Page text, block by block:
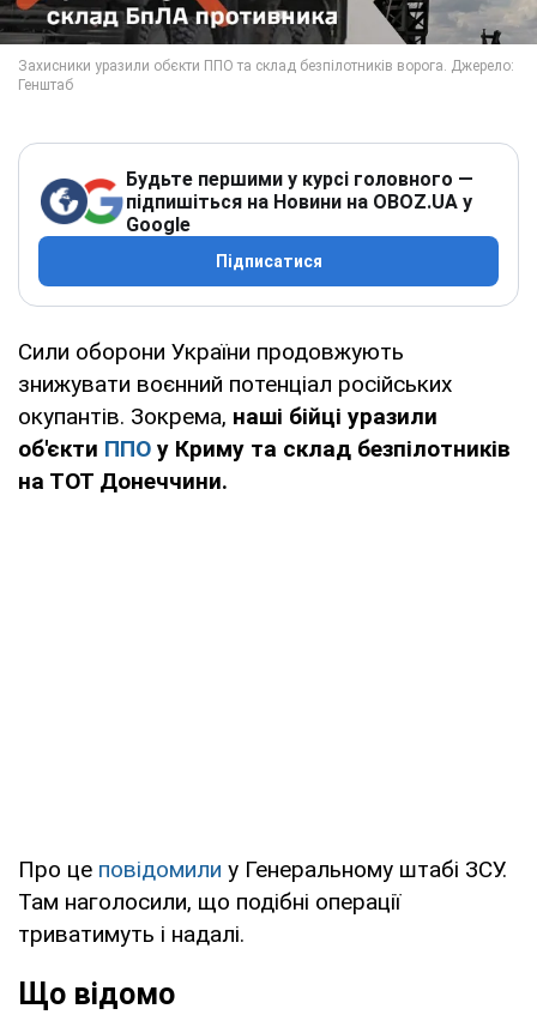
Будьте першими у курсі головного —
підпишіться на Новини на OBOZ.UA у
Google
Підписатися
Сили оборони України продовжують
знижувати воєнний потенціал російських
окупантів. Зокрема, наші бійці уразили
об'єкти ППО у Криму та склад безпілотників
на ТОТ Донеччини.
Про це повідомили у Генеральному штабі ЗСУ.
Там наголосили, що подібні операції
триватимуть і надалі.
Що відомо